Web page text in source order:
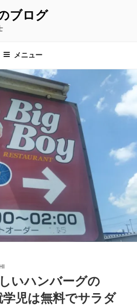
ブログ
メニュー
いハンバーグの
児は無料でサラダ